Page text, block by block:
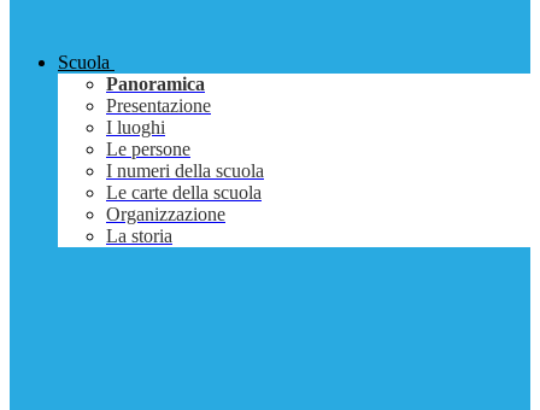
Scuola
Panoramica
Presentazione
I luoghi
Le persone
I numeri della scuola
Le carte della scuola
Organizzazione
La storia